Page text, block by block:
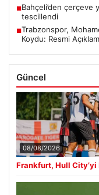
■Bahçeli’den çerçeve
tescillendi
■Trabzonspor,
Koydu: Resmi
Güncel
08/08/2026
Frankfurt, Hull City’yi